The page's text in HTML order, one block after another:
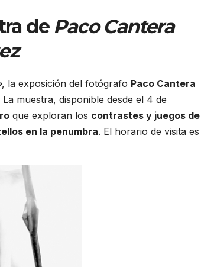
de Paco Cantera
, la exposición del fotógrafo Paco Cantera
muestra, disponible desde el 4 de
que exploran los contrastes y juegos de
en la penumbra. El horario de visita es